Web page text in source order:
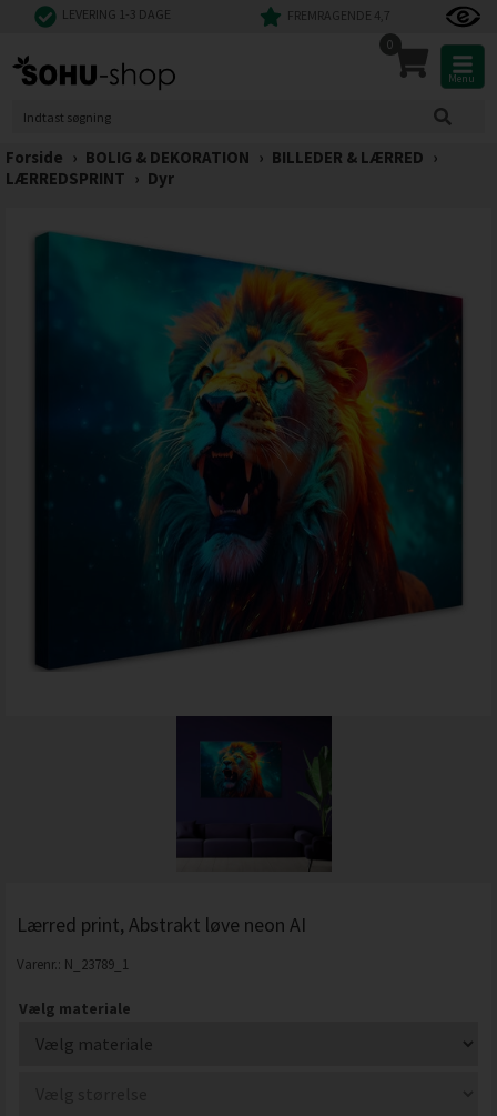
LEVERING 1-3 DAGE FREMRAGENDE 4,7
0
Menu
Forside › BOLIG & DEKORATION › BILLEDER & LÆRRED ›
LÆRREDSPRINT › Dyr
Lærred print, Abstrakt løve neon AI
Varenr.: N_23789_1
Vælg materiale